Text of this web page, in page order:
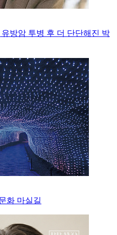
방암 투병 후 더 단단해진 박
화 마실길